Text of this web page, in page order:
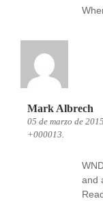
Mark Albrech
05 de marzo de
+000013.
and